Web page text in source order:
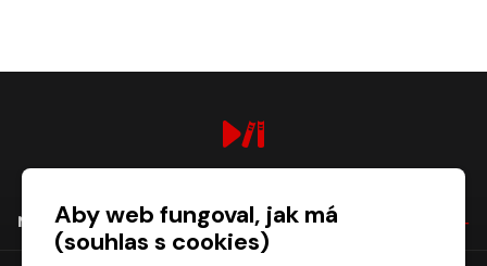
NÁKUPAby web fungoval, jak má
(souhlas s cookies)